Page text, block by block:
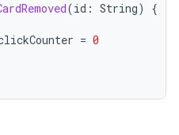
(id : String)
{
= 0